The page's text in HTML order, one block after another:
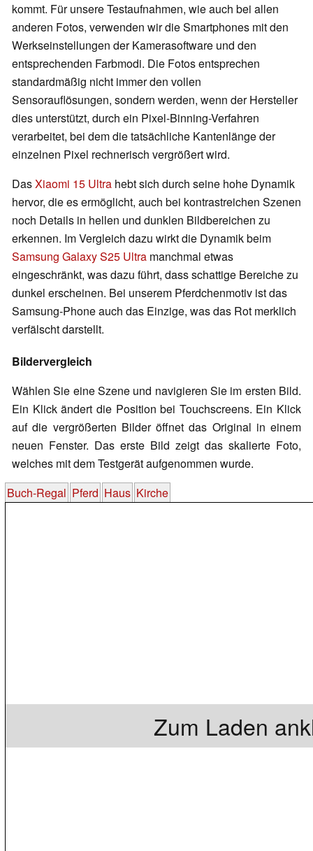
kommt. Für unsere Testaufnahmen, wie auch bei allen
anderen Fotos, verwenden wir die Smartphones mit den
Werkseinstellungen der Kamerasoftware und den
entsprechenden Farbmodi. Die Fotos entsprechen
standardmäßig nicht immer den vollen
Sensorauflösungen, sondern werden, wenn der Hersteller
dies unterstützt, durch ein Pixel-Binning-Verfahren
verarbeitet, bei dem die tatsächliche Kantenlänge der
einzelnen Pixel rechnerisch vergrößert wird.
DasXiaomi 15 Ultra hebt sich durch seine hohe Dynamik
hervor, die es ermöglicht, auch bei kontrastreichen Szenen
noch Details in hellen und dunklen Bildbereichen zu
erkennen. Im Vergleich dazu wirkt die Dynamik beim
Samsung Galaxy S25 Ultra manchmal etwas
eingeschränkt, was dazu führt, dass schattige Bereiche zu
dunkel erscheinen. Bei unserem Pferdchenmotiv ist das
Samsung-Phone auch das Einzige, was das Rot merklich
verfälscht darstellt.
Bildervergleich
Wählen Sie eine Szene und navigieren Sie im ersten Bild.
Ein Klick ändert die Position bei Touchscreens. Ein Klick
auf die vergrößerten Bilder öffnet das Original in einem
neuen Fenster. Das erste Bild zeigt das skalierte Foto,
welches mit dem Testgerät aufgenommen wurde.
Buch-Regal Pferd Haus Kirche
Zum Laden